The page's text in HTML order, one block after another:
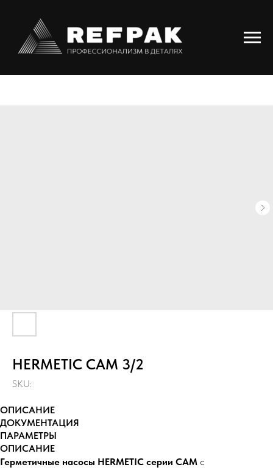
HERMETIC CAM 3/2
SKU:
ОПИСАНИЕ
ДОКУМЕНТАЦИЯ
ПАРАМЕТРЫ
ОПИСАНИЕ
Герметичные насосы HERMETIC серии CAM с